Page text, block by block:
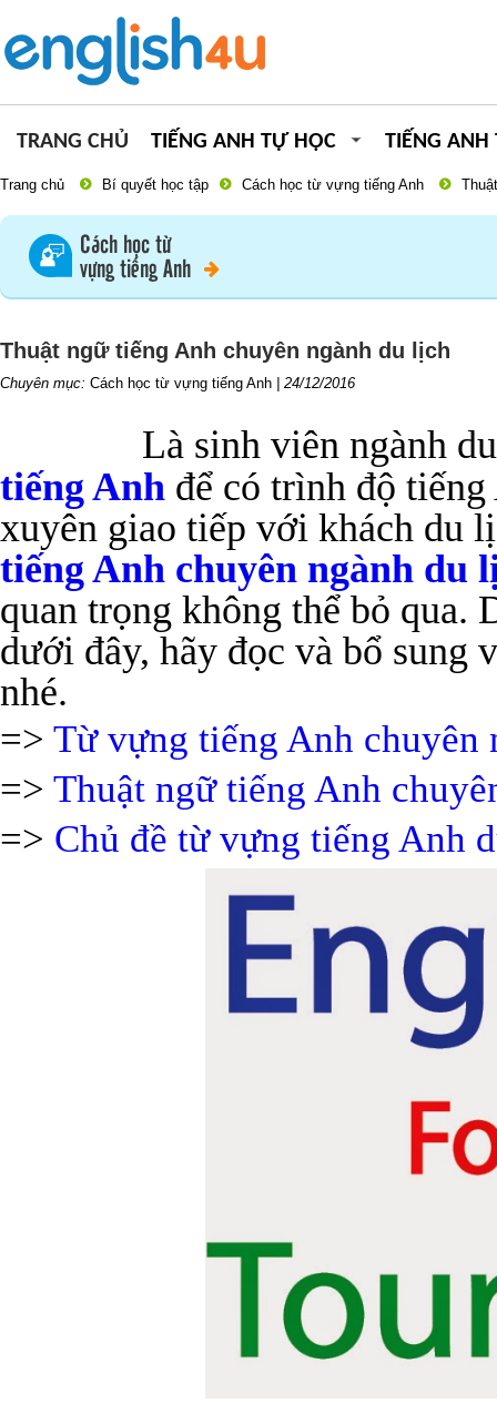
TRANG CHỦ TIẾNG ANH TỰ HỌC TIẾNG ANH
Trang chủ Bí quyết học tập Cách học từ vựng tiếng Anh
Cách học từ
vựng tiếng Anh
Thuật ngữ tiếng Anh chuyên ngành du lịch
Chuyên mục: Cách học từ vựng tiếng Anh 24/12/2016
Là sinh viên ngành
tiếng Anh để có trình độ
xuyên giao tiếp với khách du
tiếng Anh chuyên ngành du
quan trọng không thể bỏ qua.
dưới đây, hãy đọc và bổ sung
nhé.
=> Từ vựng tiếng Anh chuyên
=> Thuật ngữ tiếng Anh
=> Chủ đề từ vựng tiếng Anh